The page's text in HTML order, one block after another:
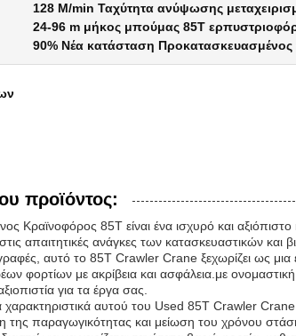
128 M/min Ταχύτητα ανύψωσης
24-96 m μήκος μπούμας 85T
90% Νέα κατάσταση
προϊόντος:
Κραϊνοφόρος 85T είναι ένα ισχυρό και
απαιτητικές ανάγκες των κατασκευαστικών
αυτό το 85T Crawler Crane ξεχωρίζει ως μια
φορτίων με ακρίβεια και ασφάλεια.με
για τα έργα σας.
αυτού του Used 85T Crawler
της παραγωγικότητας και μείωση του χρόνου